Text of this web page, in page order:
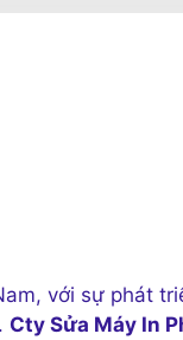
với sự phát
Cty Sửa Máy In